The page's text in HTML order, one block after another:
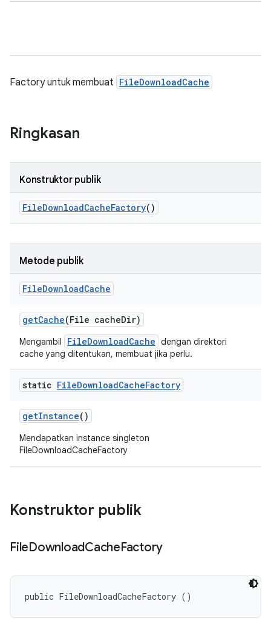
Factory untuk membuat FileDownloadCache
Ringkasan
Konstruktor publik
FileDownloadCacheFactory()
Metode publik
FileDownloadCache
getCache(File cacheDir)
Mengambil FileDownloadCache dengan direktori
cache yang ditentukan, membuat jika perlu.
static FileDownloadCacheFactory
getInstance()
Mendapatkan instance singleton
FileDownloadCacheFactory
Konstruktor publik
FileDownloadCacheFactory
public FileDownloadCacheFactory ()